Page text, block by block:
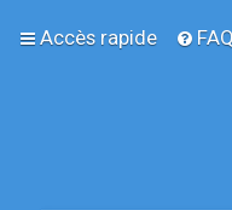
Accès rapide FAQ